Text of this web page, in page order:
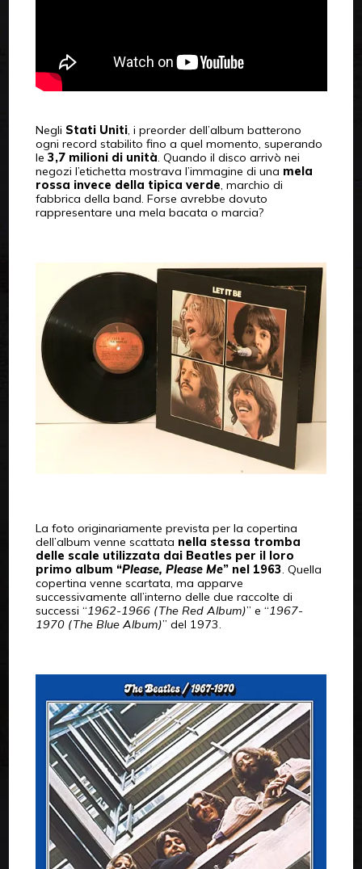
Negli Stati Uniti, i preorder dell’album batterono
ogni record stabilito fino a quel momento, superando
le 3,7 milioni di unità . Quando il disco arrivò nei
negozi l’etichetta mostrava l’immagine di una mela
rossa invece della tipica verde , marchio di
fabbrica della band. Forse avrebbe dovuto
rappresentare una mela bacata o marcia?
La foto originariamente prevista per la copertina
dell’album venne scattata nella stessa tromba
delle scale utilizzata dai Beatles per il loro
primo album “Please, Please Me” nel 1963 . Quella
copertina venne scartata, ma apparve
successivamente all’interno delle due raccolte di
successi “1962-1966 (The Red Album)” e “1967-
1970 (The Blue Album)” del 1973.